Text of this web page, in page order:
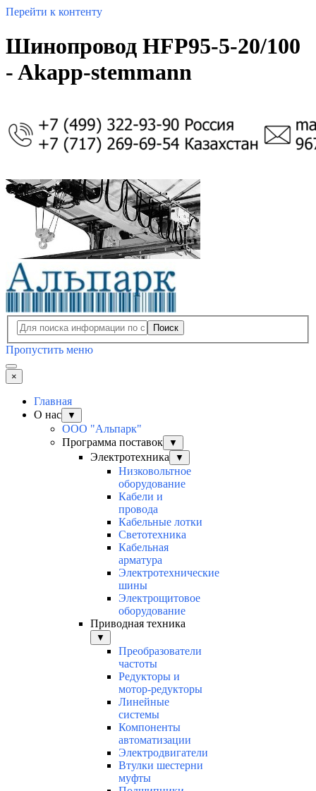
Перейти к контенту
Шинопровод HFP95-5-20/100
- Akapp-stemmann
Поиск
Пропустить меню
×
Главная
О нас
▼
ООО "Альпарк"
Программа поставок
▼
Электротехника ▼
Низковольтное
оборудование
Кабели и
провода
Кабельные лотки
Светотехника
Кабельная
арматура
Электротехнические
шины
Электрощитовое
оборудование
Приводная техника
▼
Преобразователи
частоты
Редукторы и
мотор-редукторы
Линейные
системы
Компоненты
автоматизации
Электродвигатели
Втулки шестерни
муфты